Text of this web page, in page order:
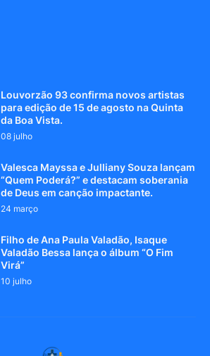
Louvorzão 93 confirma novos artistas
para edição de 15 de agosto na Quinta
da Boa Vista.
08 julho
Valesca Mayssa e Julliany Souza lançam
“Quem Poderá?” e destacam soberania
de Deus em canção impactante.
24 março
Filho de Ana Paula Valadão, Isaque
Valadão Bessa lança o álbum “O Fim
Virá”
10 julho